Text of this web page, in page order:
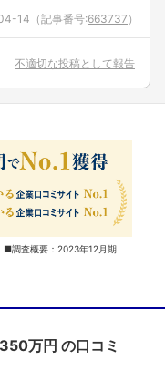
14 （記事番号:663737 ）
不適切な投稿として報告
調査概要：2023年12月期
万円 の口コミ